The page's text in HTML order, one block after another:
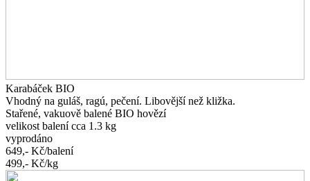
Karabáček BIO
Vhodný na guláš, ragú, pečení. Libovější než kližka.
Stařené, vakuově balené BIO hovězí
velikost balení cca 1.3 kg
vyprodáno
649,- Kč/balení
499,- Kč/kg